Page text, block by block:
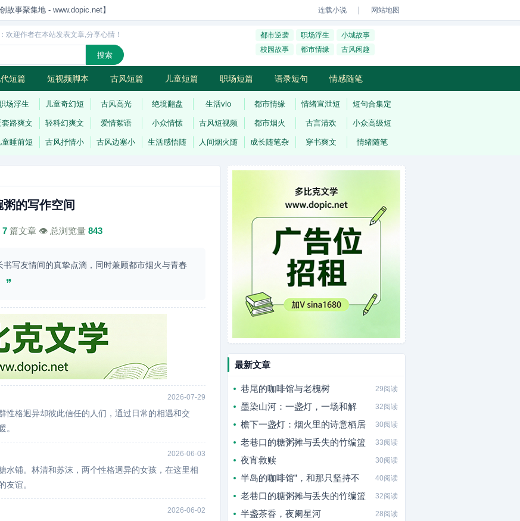
故事聚集地 - www.dopic.net】 连载小说 ｜ 网站地图
欢迎作者在本站发表文章,分享心情！ 都市逆袭 职场浮生
小城故事
校园故事
都市情缘 古风闲趣
短篇 短视频脚本 古风短篇 儿童短篇 职场短篇 语录短句 情感随笔
连载
场浮生 儿童奇幻短 古风高光 绝境翻盘 生活vlo 都市情缘 情绪宣泄短 短句合集定
套路爽文 轻科幻爽文 爱情絮语 小众情愫 古风短视频 都市烟火 古言清欢 小众高级短
童睡前短 古风抒情小 古风边塞小 生活感悟随 人间烟火随 成长随笔杂 穿书爽文 情绪随笔
粥的写作空间
7篇文章 👁️ 总浏览量 843
写友情间的真挚点滴，同时兼顾都市烟火与青春
❞
2026-07-29
性格迥异却彼此信任的人们，通过日常的相遇和交
。
2026-06-03
水铺。林清和苏沫，两个性格迥异的女孩，在这里相
友谊。
2026-06-02
最新文章
巷尾的咖啡馆与老槐树 29阅读
墨染山河：一盏灯，一场和解 32阅读
檐下一盏灯：烟火里的诗意栖居 30阅读
老巷口的糖粥摊与丢失的竹编篮 33阅读
夜宵救赎 30阅读
半岛的咖啡馆”，和那只坚持不 40阅读
老巷口的糖粥摊与丢失的竹编篮 32阅读
半盏茶香，夜阑星河 28阅读